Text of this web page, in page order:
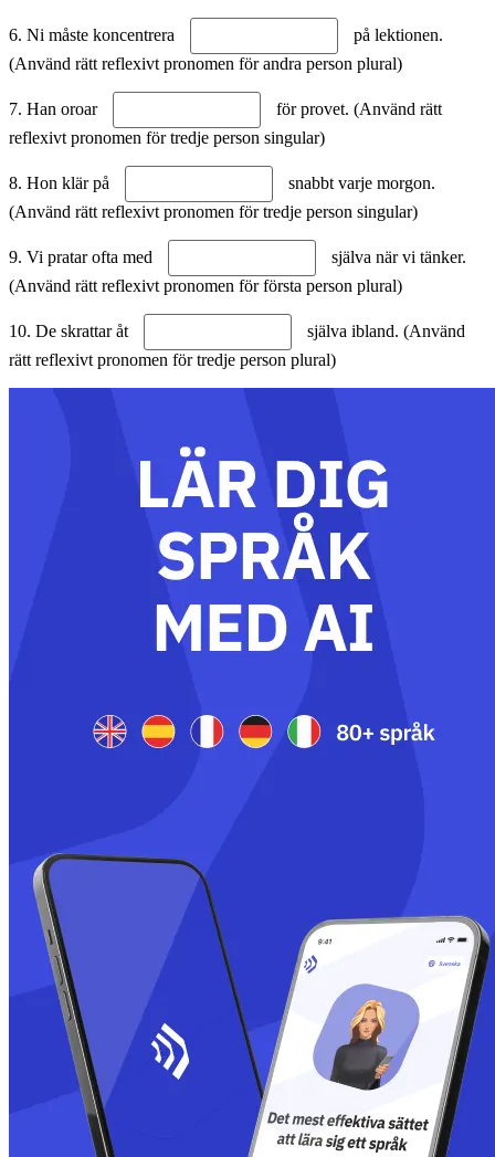
6. Ni måste koncentrera
på lektionen.
(Använd rätt reflexivt pronomen för andra person plural)
7. Han oroar
för provet. (Använd rätt
reflexivt pronomen för tredje person singular)
8. Hon klär på
snabbt varje morgon.
(Använd rätt reflexivt pronomen för tredje person singular)
9. Vi pratar ofta med
själva när vi tänker.
(Använd rätt reflexivt pronomen för första person plural)
10. De skrattar åt
själva ibland. (Använd
rätt reflexivt pronomen för tredje person plural)